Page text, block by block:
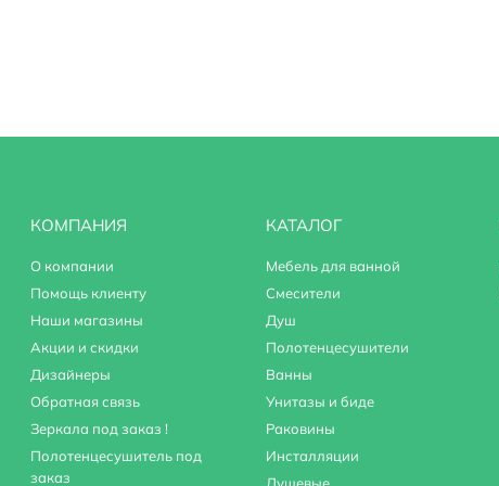
КОМПАНИЯ
О компании
Помощь клиенту
Наши магазины
Акции и скидки
Дизайнеры
Обратная связь
Зеркала под заказ !
Полотенцесушитель под
заказ
КАТАЛОГ
Мебель для ванной
Смесители
Душ
Полотенцесушители
Ванны
Унитазы и биде
Раковины
Инсталляции